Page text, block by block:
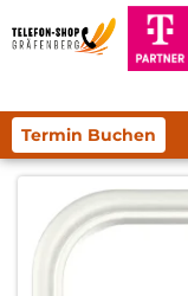
Termin Buchen